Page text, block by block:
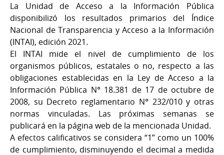
La Unidad de Acceso a la Información Pública
disponibilizó los resultados primarios del Índice
Nacional de Transparencia y Acceso a la Información
(INTAI), edición 2021.
El INTAI mide el nivel de cumplimiento de los
organismos públicos, estatales o no, respecto a las
obligaciones establecidas en la Ley de Acceso a la
Información Pública N° 18.381 de 17 de octubre de
2008, su Decreto reglamentario N° 232/010 y otras
normas vinculadas. Las próximas semanas se
publicará en la página web de la mencionada Unidad.
A efectos calificativos se considera “1” como un 100%
de cumplimiento, disminuyendo el decimal a medida